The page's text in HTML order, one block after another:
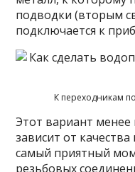
подводки (вторым
подключается к
К переходникам
Этот вариант
зависит от
самый приятный
резьбовых